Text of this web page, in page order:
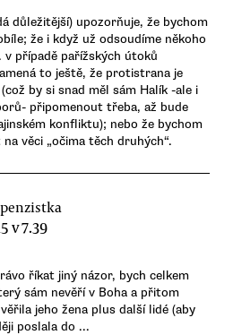
důležitější) upozorňuje, že bychom
že i když už odsoudíme někoho
v případě pařížských útoků
to ještě, že protistrana je
by si snad měl sám Halík -ale i
připomenout třeba, až bude
konfliktu); nebo že bychom
věci „očima těch druhých“.
v 7.39
říkat jiný názor, bych celkem
sám nevěří v Boha a přitom
jeho žena plus další lidé (aby
poslala do ...